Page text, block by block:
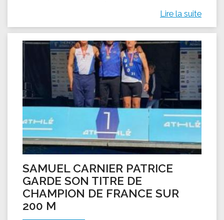
Lire la suite
SAMUEL CARNIER PATRICE
GARDE SON TITRE DE
CHAMPION DE FRANCE SUR
200 M